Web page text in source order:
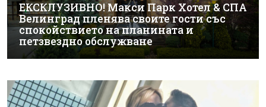
ЕКСКЛУЗИВНО! Макси Парк Хотел & СПА
Велинград пленява своите гости със
спокойствието на планината и
петзвездно обслужване